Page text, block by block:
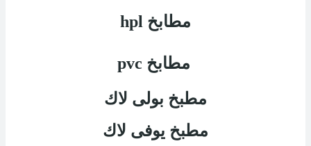
مطابخ hpl
مطابخ pvc
مطبخ بولى لاك
مطبخ يوفى لاك